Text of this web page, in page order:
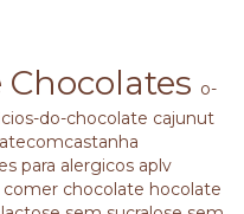
Chocolates o-
do-chocolate cajunut
para alergicos aplv
comer chocolate hocolate